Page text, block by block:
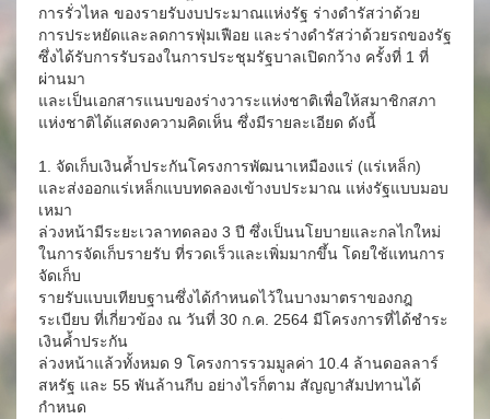
การรั่วไหล ของรายรับงบประมาณแห่งรัฐ ร่างดำรัสว่าด้วย
การประหยัดและลดการฟุ่มเฟือย และร่างดำรัสว่าด้วยรถของรัฐ
ซึ่งได้รับการรับรองในการประชุมรัฐบาลเปิดกว้าง ครั้งที่ 1 ที่
ผ่านมา
และเป็นเอกสารแนบของร่างวาระแห่งชาติเพื่อให้สมาชิกสภา
แห่งชาติได้แสดงความคิดเห็น ซึ่งมีรายละเอียด ดังนี้
1. จัดเก็บเงินค้ำประกันโครงการพัฒนาเหมืองแร่ (แร่เหล็ก)
และส่งออกแร่เหล็กแบบทดลองเข้างบประมาณ แห่งรัฐแบบมอบ
เหมา
ล่วงหน้ามีระยะเวลาทดลอง 3 ปี ซึ่งเป็นนโยบายและกลไกใหม่
ในการจัดเก็บรายรับ ที่รวดเร็วและเพิ่มมากขึ้น โดยใช้แทนการ
จัดเก็บ
รายรับแบบเทียบฐานซึ่งได้กำหนดไว้ในบางมาตราของกฎ
ระเบียบ ที่เกี่ยวข้อง ณ วันที่ 30 ก.ค. 2564 มีโครงการที่ได้ชำระ
เงินค้ำประกัน
ล่วงหน้าแล้วทั้งหมด 9 โครงการรวมมูลค่า 10.4 ล้านดอลลาร์
สหรัฐ และ 55 พันล้านกีบ อย่างไรก็ตาม สัญญาสัมปทานได้
กำหนด